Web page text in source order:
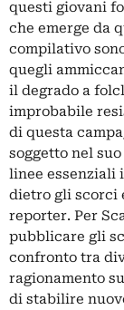
questi giovani
che emerge da
compilativo
quegli
il degrado a
improbabile
di questa
soggetto nel
linee essenziali
dietro gli scorci
reporter. Per
pubblicare gli
confronto tra
ragionamento
di stabilire